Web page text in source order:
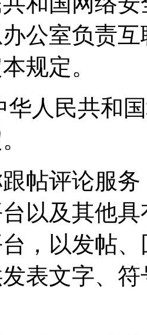
公室负责
规定。
华人民共和
帖评论服
以及其他
，以发帖
表文字、